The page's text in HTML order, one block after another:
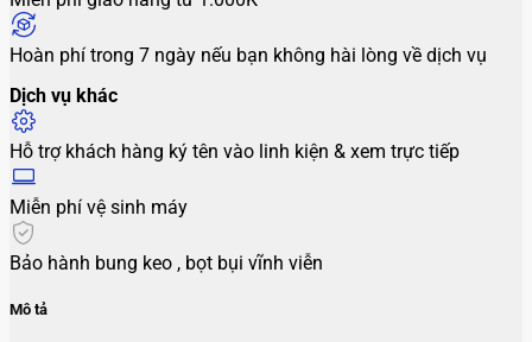
Hoàn phí trong 7 ngày nếu bạn không hài lòng về dịch vụ
Dịch vụ khác
Hỗ trợ khách hàng ký tên vào linh kiện & xem trực tiếp
Miễn phí vệ sinh máy
Bảo hành bung keo , bọt bụi vĩnh viễn
Mô tả